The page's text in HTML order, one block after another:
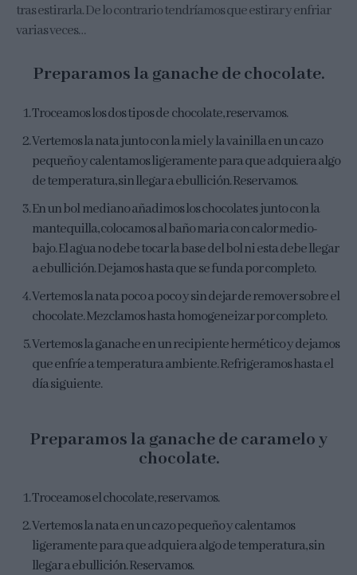
tras estirarla. De lo contrario tendríamos que estirar y enfriar
varias veces…
Preparamos la ganache de chocolate.
Troceamos los dos tipos de chocolate, reservamos.
Vertemos la nata junto con la miel y la vainilla en un cazo
pequeño y calentamos ligeramente para que adquiera algo
de temperatura, sin llegar a ebullición. Reservamos.
En un bol mediano añadimos los chocolates junto con la
mantequilla, colocamos al baño maria con calor medio-
bajo. El agua no debe tocar la base del bol ni esta debe llegar
a ebullición. Dejamos hasta que se funda por completo.
Vertemos la nata poco a poco y sin dejar de remover sobre el
chocolate. Mezclamos hasta homogeneizar por completo.
Vertemos la ganache en un recipiente hermético y dejamos
que enfríe a temperatura ambiente. Refrigeramos hasta el
día siguiente.
Preparamos la ganache de caramelo y
chocolate.
Troceamos el chocolate, reservamos.
Vertemos la nata en un cazo pequeño y calentamos
ligeramente para que adquiera algo de temperatura, sin
llegar a ebullición. Reservamos.